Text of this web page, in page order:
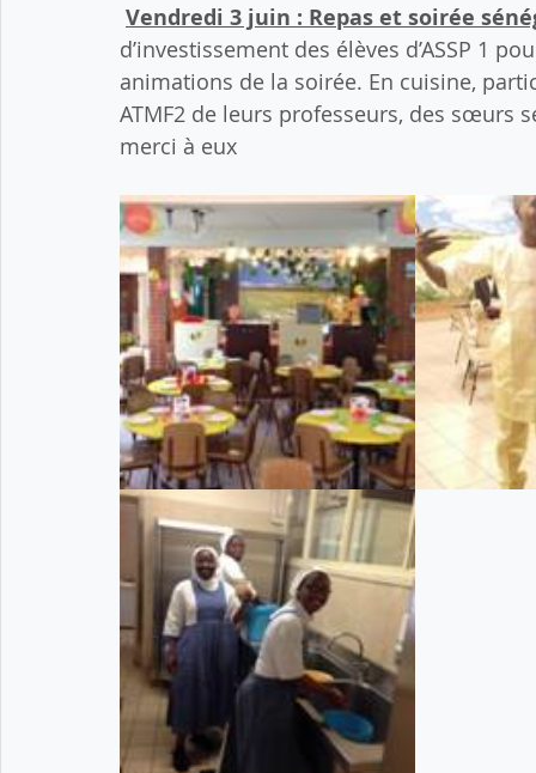
Vendredi 3 juin : Repas et soirée
d’investissement des élèves d’ASSP 1
animations de la soirée. En cuisine,
ATMF2 de leurs professeurs, des sœurs
merci à eux